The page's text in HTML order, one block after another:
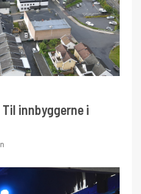
Til innbyggerne i